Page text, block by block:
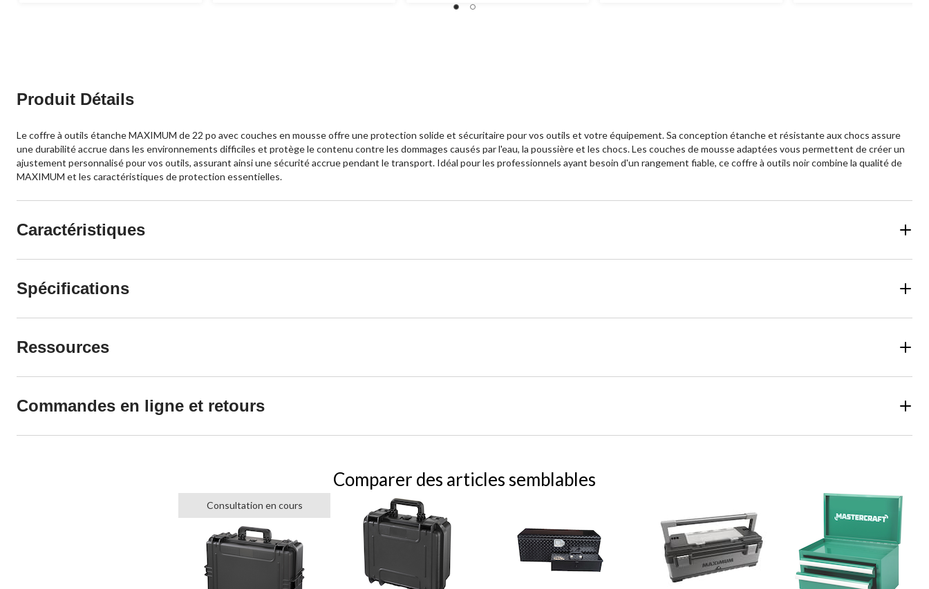
Produit Détails
Le coffre à outils étanche MAXIMUM de 22 po avec couches en mousse offre une protection solide et sécuritaire pour vos outils et votre équipement. Sa conception étanche et résistante aux chocs assure
une durabilité accrue dans les environnements difficiles et protège le contenu contre les dommages causés par l'eau, la poussière et les chocs. Les couches de mousse adaptées vous permettent de créer un
ajustement personnalisé pour vos outils, assurant ainsi une sécurité accrue pendant le transport. Idéal pour les professionnels ayant besoin d'un rangement fiable, ce coffre à outils noir combine la qualité de
MAXIMUM et les caractéristiques de protection essentielles.
Caractéristiques
Spécifications
Ressources
Commandes en ligne et retours
Comparer des articles semblables
Consultation en cours